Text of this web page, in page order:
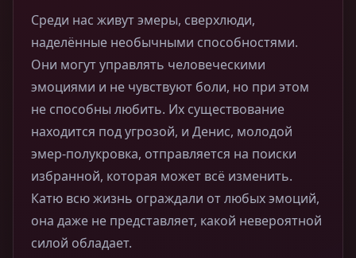
Среди нас живут эмеры, сверхлюди,
наделённые необычными способностями.
Они могут управлять человеческими
эмоциями и не чувствуют боли, но при этом
не способны любить. Их существование
находится под угрозой, и Денис, молодой
эмер-полукровка, отправляется на поиски
избранной, которая может всё изменить.
Катю всю жизнь ограждали от любых эмоций,
она даже не представляет, какой невероятной
силой обладает.